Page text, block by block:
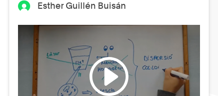
Esther Guillén Buisán